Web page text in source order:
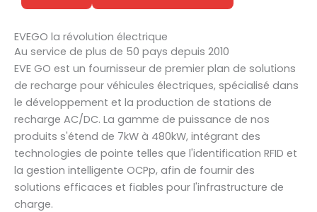
EVEGO la révolution électrique
Au service de plus de 50 pays depuis 2010
EVE GO est un fournisseur de premier plan de solutions
de recharge pour véhicules électriques, spécialisé dans
le développement et la production de stations de
recharge AC/DC. La gamme de puissance de nos
produits s'étend de 7kW à 480kW, intégrant des
technologies de pointe telles que l'identification RFID et
la gestion intelligente OCPp, afin de fournir des
solutions efficaces et fiables pour l'infrastructure de
charge.